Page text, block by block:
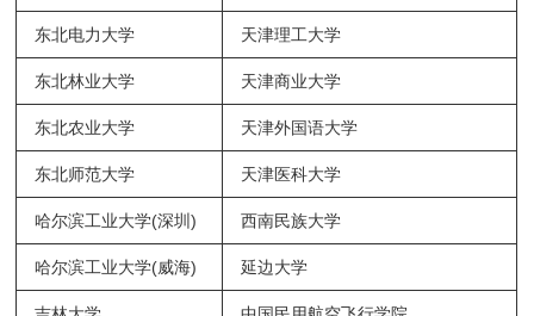
东北电力大学 天津理工大学
东北林业大学 天津商业大学
东北农业大学 天津外国语大学
东北师范大学 天津医科大学
哈尔滨工业大学(深圳) 西南民族大学
哈尔滨工业大学(威海) 延边大学